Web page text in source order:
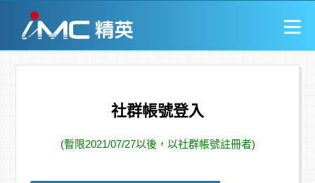
社群帳號登入
(暫限2021/07/27以後，以社群帳號註冊者)